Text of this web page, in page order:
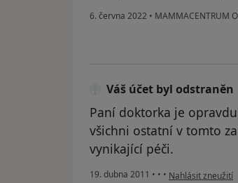
6. června 2022 • MAMMACENTRUM
Váš účet byl odstraněn
Paní doktorka je
všichni ostatní v tomto
vynikající péči.
19. dubna 2011 • • • podle názoru
Nahlásit zneužití